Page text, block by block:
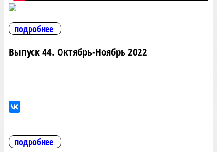
подробнее
Выпуск 44. Октябрь-Ноябрь 2022
подробнее